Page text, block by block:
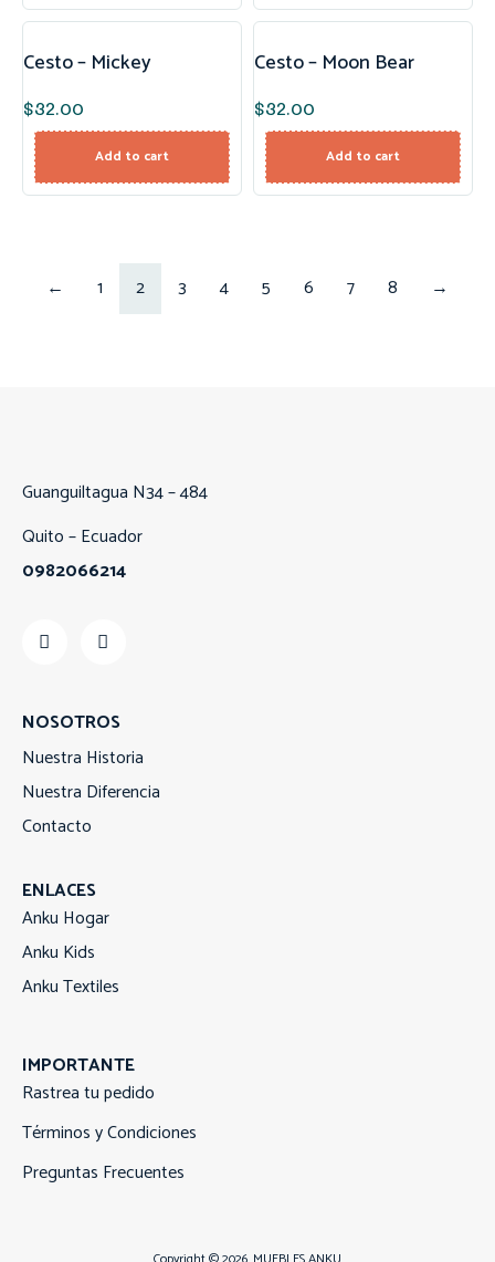
Cesto – Mickey
$32.00
Add to cart
Cesto – Moon Bear
$32.00
Add to cart
← 1 2 3 4 5 6 7 8 →
Guanguiltagua N34 – 484
Quito – Ecuador
0982066214
NOSOTROS
Nuestra Historia
Nuestra Diferencia
Contacto
ENLACES
Anku Hogar
Anku Kids
Anku Textiles
IMPORTANTE
Rastrea tu pedido
Términos y Condiciones
Preguntas Frecuentes